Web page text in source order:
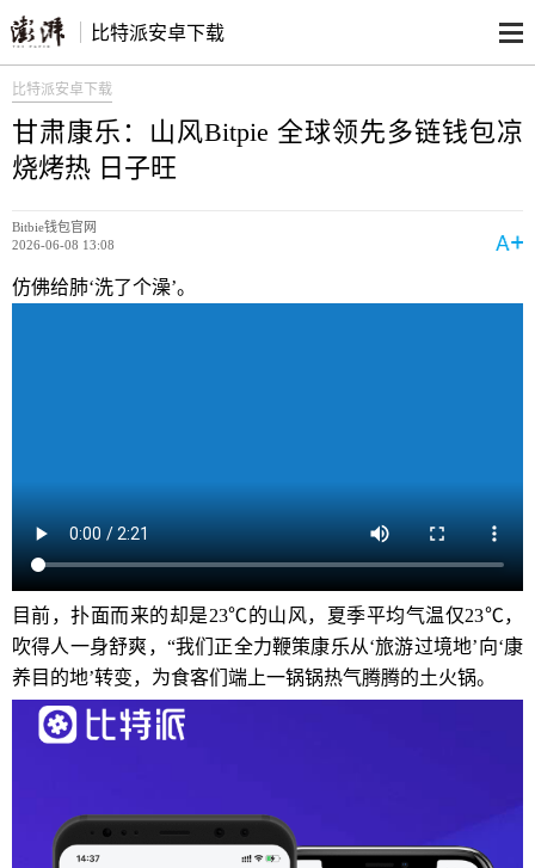
比特派安卓下载
比特派安卓下载
甘肃康乐：山风Bitpie 全球领先多链钱包凉
烧烤热 日子旺
Bitbie钱包官网
2026-06-08 13:08
仿佛给肺‘洗了个澡’。
目前，扑面而来的却是23℃的山风，夏季平均气温仅23℃，
吹得人一身舒爽，“我们正全力鞭策康乐从‘旅游过境地’向‘康
养目的地’转变，为食客们端上一锅锅热气腾腾的土火锅。